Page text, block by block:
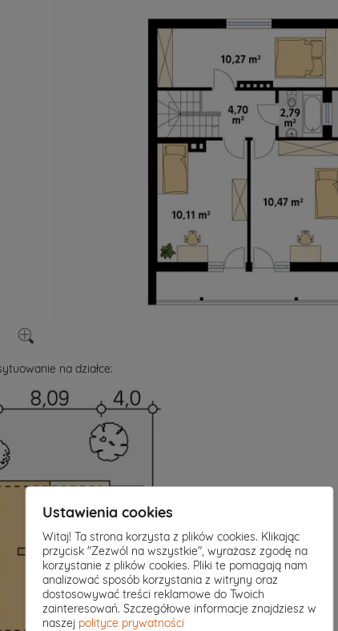
na działce:
Ustawienia cookies
Witaj! Ta strona korzysta z plików cookies. Klikając
przycisk "Zezwól na wszystkie", wyrażasz zgodę na
korzystanie z plików cookies. Pliki te pomagają nam
analizować sposób korzystania z witryny oraz
dostosowywać treści reklamowe do Twoich
zainteresowań. Szczegółowe informacje znajdziesz w
naszej polityce prywatności